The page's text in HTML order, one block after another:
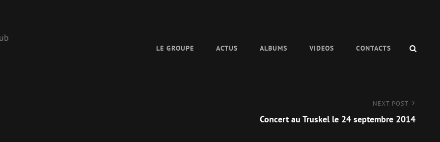
LE GROUPE ACTUS ALBUMS VIDEOS CONTACTS
NEXT POST
Concert au Truskel le 24 septembre 2014